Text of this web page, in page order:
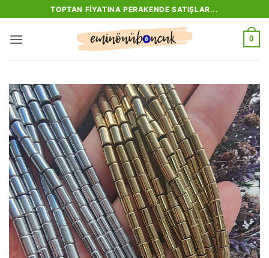
atla
TOPTAN FIYATINA PERAKENDE SATIŞLAR...
0